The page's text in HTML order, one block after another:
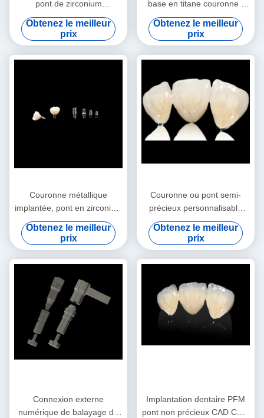
pont de zirconium
Implantation de pont de
couronne Apparence
naturelle
Obtenez le meilleur
prix
base en titane couronne /
pont en composite
Obtenez le meilleur
prix
Couronne métallique
implantée, pont en zirconium
naturel, couronne à contour
complet avec support en
titane
Obtenez le meilleur
prix
Couronne ou pont semi-
précieux personnalisable
Couronne et pont en alliage
précieux
Obtenez le meilleur
prix
Connexion externe
numérique de balayage du
Implantation dentaire PFM
pont non précieux CAD CAM